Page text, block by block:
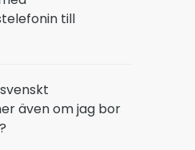
till
även om jag bor